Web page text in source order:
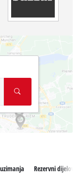
Rezervni dijelovi